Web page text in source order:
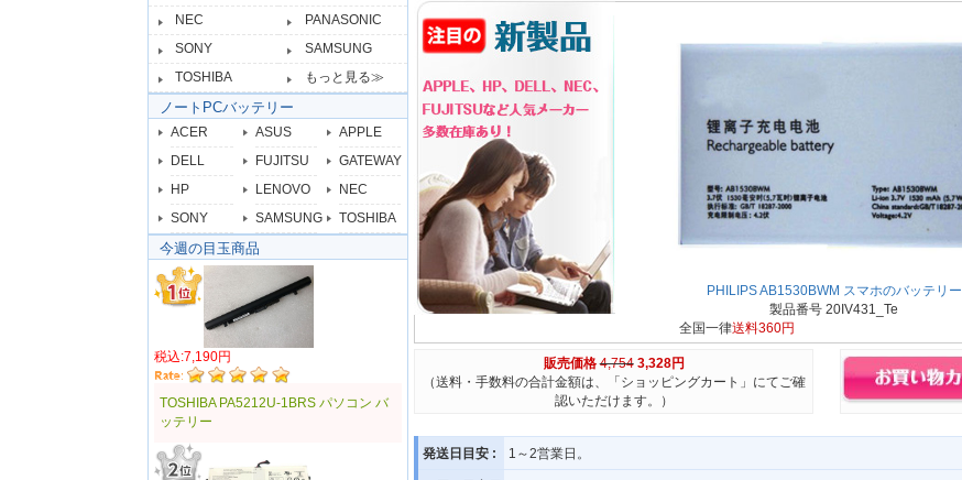
NEC
PANASONIC
SONY
SAMSUNG
TOSHIBA
もっと見る≫
ノートPCバッテリー
ACER ASUS
APPLE
DELL
FUJITSU
GATEWAY
HP
LENOVO
NEC
SONY
SAMSUNG TOSHIBA
今週の目玉商品
税込:7,190円
TOSHIBA PA5212U-1BRS パソコン バ
ッテリー
PHILIPS AB1530BWM スマホのバッテリー
製品番号 20IV431_Te
全国一律送料360円
販売価格 4,754 3,328円
（送料・手数料の合計金額は、「ショッピングカート」にてご確
認いただけます。）
発送日目安 : 1～2営業日。